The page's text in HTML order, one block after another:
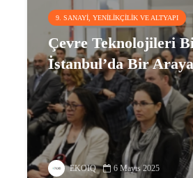
9. SANAYI, YENILIKÇILIK VE ALTYAPI
Çevre Teknolojileri
İstanbul’da Bir
EKOIQ 6 Mayıs 2025